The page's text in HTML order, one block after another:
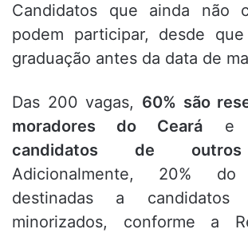
Candidatos que ainda não
podem participar, desde
graduação antes da data de
Das 200 vagas, 60% são
moradores do Ceará e
candidatos de
Adicionalmente, 20%
destinadas a
minorizados, conforme a